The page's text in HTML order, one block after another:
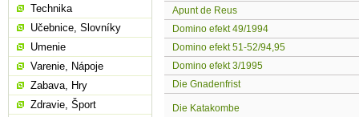
Apunt de Reus
Domino efekt 49/1994
Domino efekt 51-52/94,95
Domino efekt 3/1995
Die Gnadenfrist
Die Katakombe
Technika
Učebnice, Slovníky
Umenie
Varenie, Nápoje
Zabava, Hry
Zdravie, Šport